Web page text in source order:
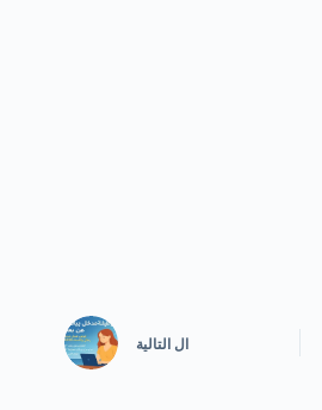
ال التالية